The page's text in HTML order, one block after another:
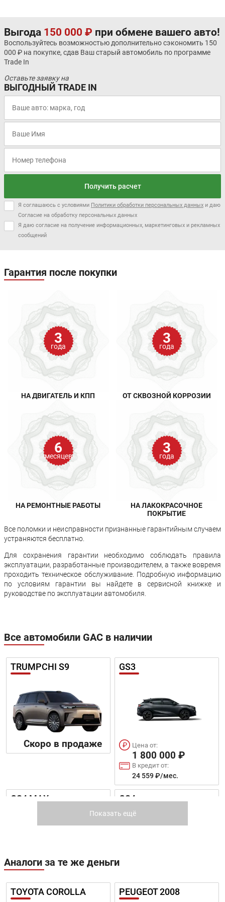
Выгода 150 000 ₽ при обмене вашего авто!
Воспользуйтесь возможностью дополнительно сэкономить 150
000 ₽ на покупке, сдав Ваш старый автомобиль по программе
Trade In
Оставьте заявку на
ВЫГОДНЫЙ TRADE IN
Получить расчет
Я соглашаюсь с условиями Политики обработки персональных данных и даю
Согласие на обработку персональных данных
Я даю согласие на получение информационных, маркетинговых и рекламных
сообщений
Гарантия после покупки
3
года
НА ДВИГАТЕЛЬ И КПП
3
года
ОТ СКВОЗНОЙ КОРРОЗИИ
6
месяцев
НА РЕМОНТНЫЕ РАБОТЫ
3
года
НА ЛАКОКРАСОЧНОЕ
ПОКРЫТИЕ
Все поломки и неисправности признанные гарантийным случаем
устраняются бесплатно.
Для сохранения гарантии необходимо соблюдать правила
эксплуатации, разработанные производителем, а также вовремя
проходить техническое обслуживание. Подробную информацию
по условиям гарантии вы найдете в сервисной книжке и
руководстве по эксплуатации автомобиля.
Все автомобили GAC в наличии
TRUMPCHI S9
Скоро в продаже
GS3
Цена от:
1 800 000 ₽
В кредит от:
24 559 ₽/мес.
GS4 MAX
2 741 000 ₽
GS4
Цена от:
2 450 000 ₽
Показать ещё
Аналоги за те же деньги
TOYOTA COROLLA PEUGEOT 2008